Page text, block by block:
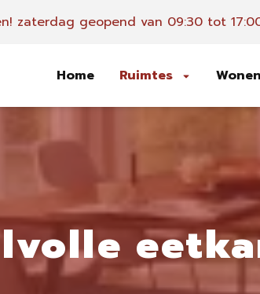
zaterdag geopend van 09:30 tot
Home Ruimtes Wonen